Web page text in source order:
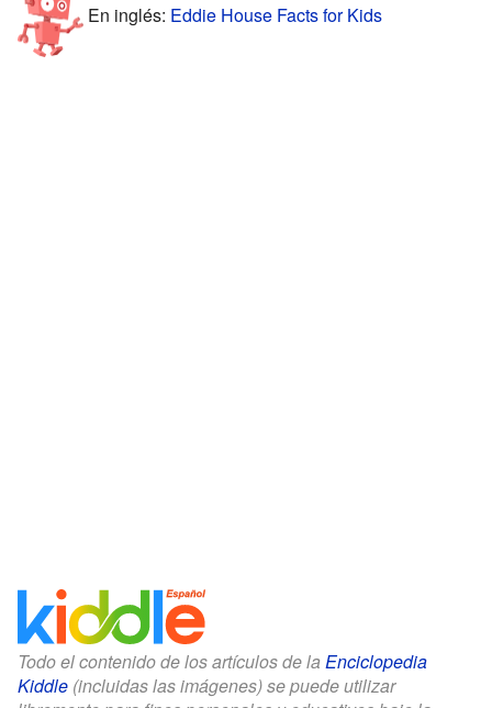
En inglés: Eddie House Facts for Kids
Todo el contenido de los artículos de la Enciclopedia
Kiddle (incluidas las imágenes) se puede utilizar